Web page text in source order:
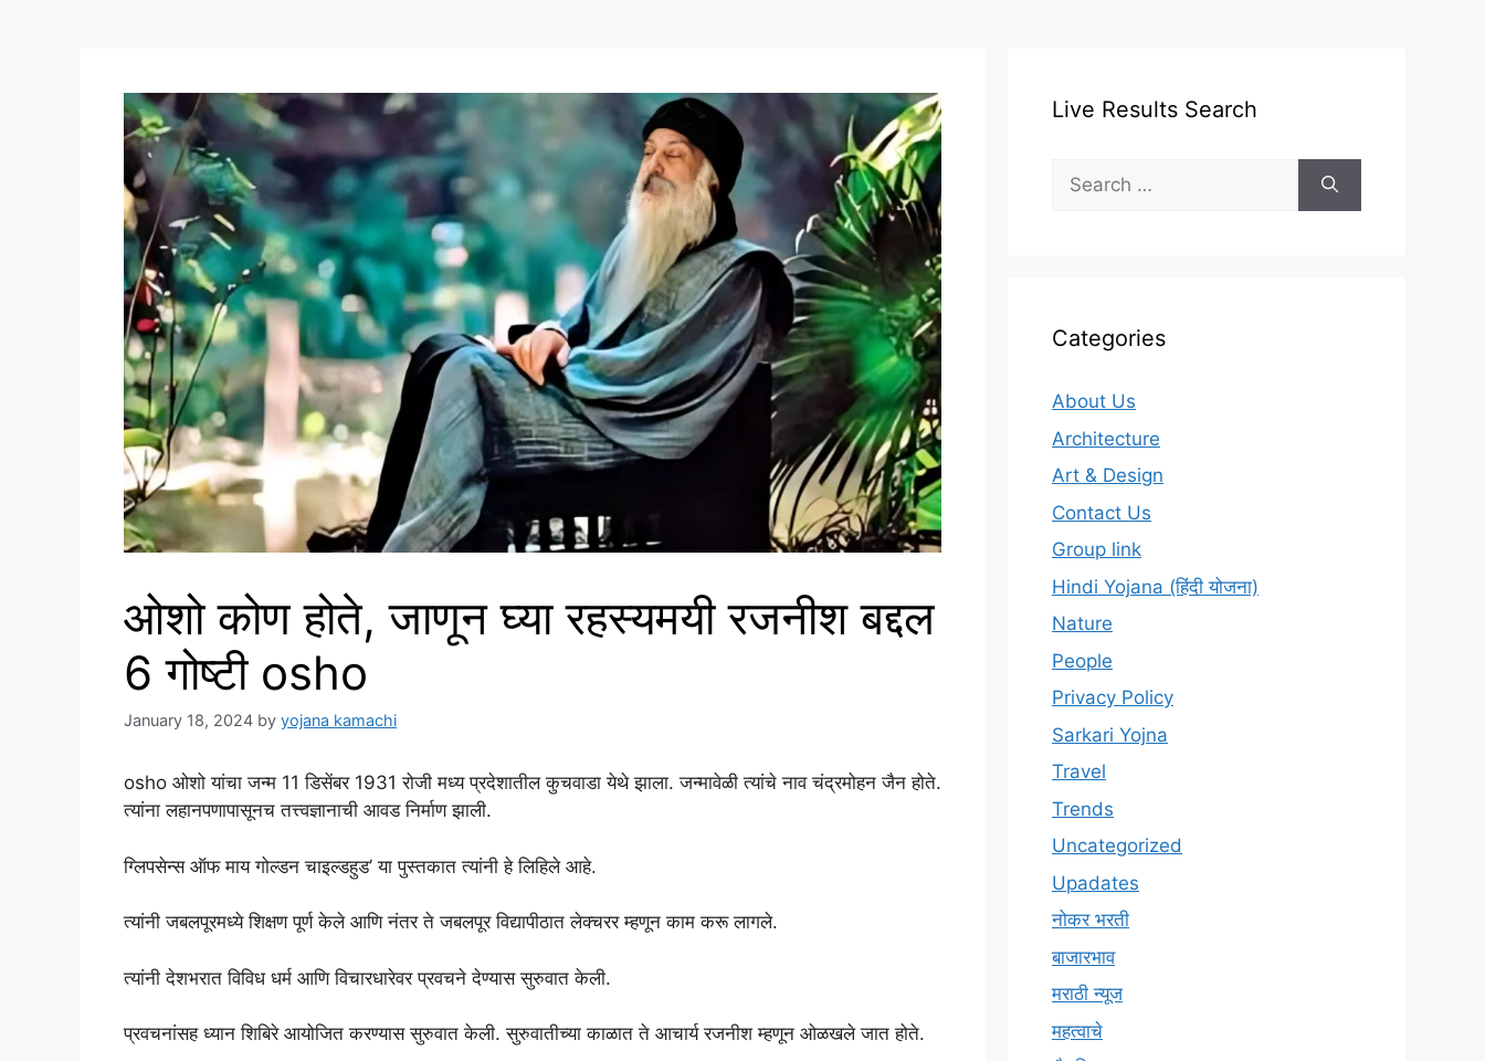
ओशो कोण होते, जाणून घ्या रहस्यमयी रजनीश बद्दल
6 गोष्टी osho
January 18, 2024 by yojana kamachi
osho ओशो यांचा जन्म 11 डिसेंबर 1931 रोजी मध्य प्रदेशातील कुचवाडा येथे झाला. जन्मावेळी त्यांचे नाव चंद्रमोहन जैन होते.
त्यांना लहानपणापासूनच तत्त्वज्ञानाची आवड निर्माण झाली.
ग्लिपसेन्स ऑफ माय गोल्डन चाइल्डहुड’ या पुस्तकात त्यांनी हे लिहिले आहे.
त्यांनी जबलपूरमध्ये शिक्षण पूर्ण केले आणि नंतर ते जबलपूर विद्यापीठात लेक्चरर म्हणून काम करू लागले.
त्यांनी देशभरात विविध धर्म आणि विचारधारेवर प्रवचने देण्यास सुरुवात केली.
प्रवचनांसह ध्यान शिबिरे आयोजित करण्यास सुरुवात केली. सुरुवातीच्या काळात ते आचार्य रजनीश म्हणून ओळखले जात होते.
Live Results Search
Search
for:
Categories
About Us
Architecture
Art & Design
Contact Us
Group link
Hindi Yojana (हिंदी योजना)
Nature
People
Privacy Policy
Sarkari Yojna
Travel
Trends
Uncategorized
Upadates
नोकर भरती
बाजारभाव
मराठी न्यूज
महत्वाचे